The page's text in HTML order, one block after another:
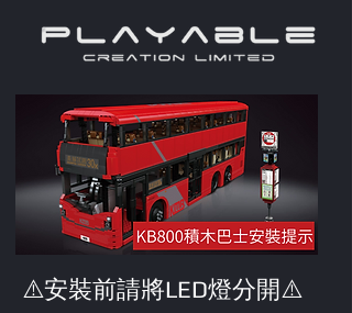
​⚠️安裝前請將LED燈分開⚠️